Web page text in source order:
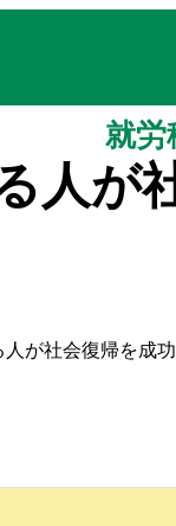
就労
人が
人が社会復帰を成